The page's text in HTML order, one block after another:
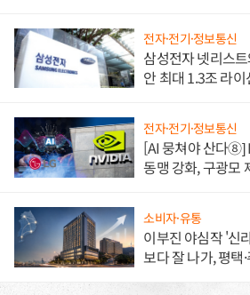
전자·전기·정보통신
삼성전자 넷리스
안 최대 1.3조 라
전자·전기·정보통신
[AI 뭉쳐야 산다⑧]
동맹 강화, 구광모
소비자·유통
이부진 야심작 '신
보다 잘 나가, 평택